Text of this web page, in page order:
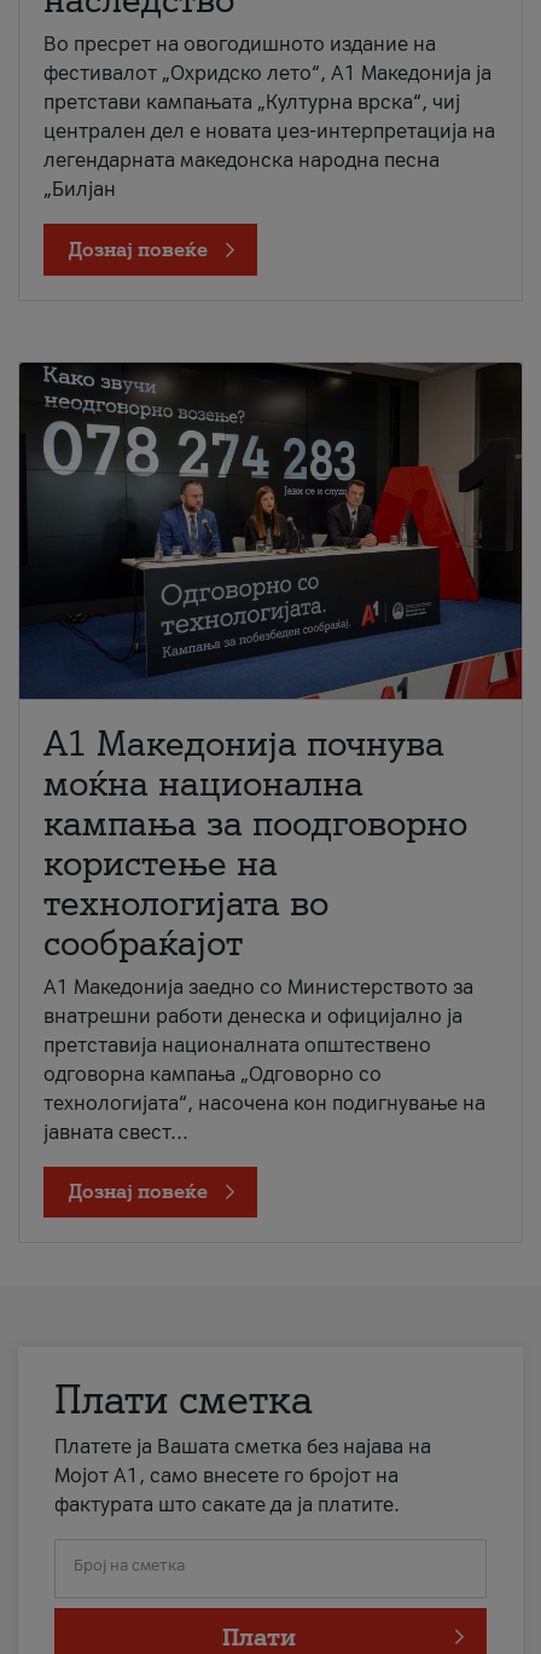
Во пресрет на овогодишното издание на
фестивалот „Охридско лето“, А1 Македонија ја
претстави кампањата „Културна врска“, чиј
централен дел е новата џез-интерпретација на
легендарната македонска народна песна
„Билјан
Дознај повеќе
A1 Македонија почнува
моќна национална
кампања за поодговорно
користење на
технологијата во
сообраќајот
A1 Македонија заедно со Министерството за
внатрешни работи денеска и официјално ја
претставија националната општествено
одговорна кампања „Одговорно со
технологијата“, насочена кон подигнување на
јавната свест...
Дознај повеќе
Плати сметка
Платете ја Вашата сметка без најава на
Мојот А1, само внесете го бројот на
фактурата што сакате да ја платите.
Број на сметка
Плати